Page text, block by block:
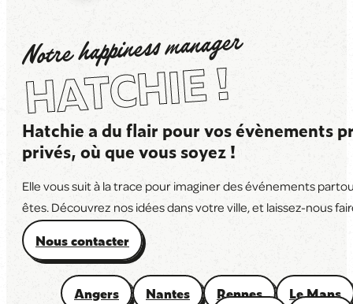
Notre happiness manager
HATCHIE !
Hatchie a du flair pour vos évènements
privés, où que vous soyez !
Elle vous suit à la trace pour imaginer des événements
êtes. Découvrez nos idées dans votre ville, et laissez-nous
Nous contacter
Angers Nantes Rennes
Le Mans